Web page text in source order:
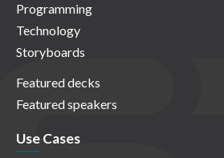
Programming
Technology
Storyboards
Featured decks
Featured speakers
Use Cases